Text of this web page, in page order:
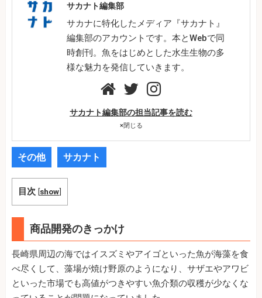
サカナト編集部
サカナに特化したメディア『サカナト』
編集部のアカウントです。本とWebで同
時創刊。魚をはじめとした水生生物の多
様な魅力を発信していきます。
サカナト編集部の担当記事を読む
×閉じる
その他 サカナト
目次 [show]
商品開発のきっかけ
長崎県周辺の海ではイスズミやアイゴといった魚が海藻を食
べ尽くして、藻場が焼け野原のようになり、サザエやアワビ
といった市場でも高値がつきやすい魚介類の収穫が少なくな